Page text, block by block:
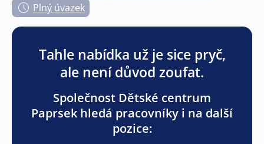
Plný úvazek
Tahle nabídka už je sice pryč,
ale není důvod zoufat.
Společnost Dětské centrum
Paprsek hledá pracovníky i na další
pozice: